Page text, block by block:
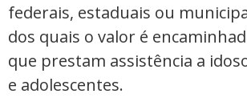
federais, estaduais ou
dos quais o valor é
que prestam assistência a
e adolescentes.